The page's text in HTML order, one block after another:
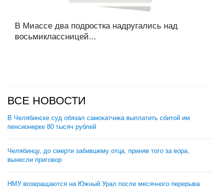
В Миассе два подростка надругались над
восьмиклассницей...
ВСЕ НОВОСТИ
В Челябинске суд обязал самокатчика выплатить сбитой им
пенсионерке 80 тысяч рублей
Челябинцу, до смерти забившему отца, приняв того за вора,
вынесли приговор
НМУ возвращаются на Южный Урал после месячного перерыва